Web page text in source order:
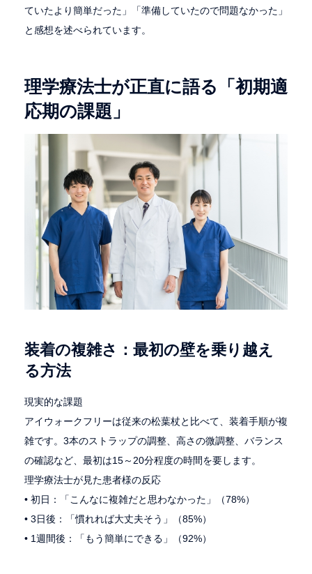
ていたより簡単だった」「準備していたので問題なかった」
と感想を述べられています。
理学療法士が正直に語る「初期適
応期の課題」
装着の複雑さ：最初の壁を乗り越え
る方法
現実的な課題
アイウォークフリーは従来の松葉杖と比べて、装着手順が複
雑です。3本のストラップの調整、高さの微調整、バランス
の確認など、最初は15～20分程度の時間を要します。
理学療法士が見た患者様の反応
• 初日：「こんなに複雑だと思わなかった」（78%）
• 3日後：「慣れれば大丈夫そう」（85%）
• 1週間後：「もう簡単にできる」（92%）